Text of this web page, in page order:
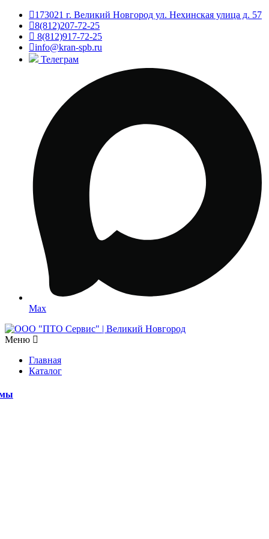
173021 г. Великий Новгород ул. Нехинская улица д. 57
8(812)207-72-25
8(812)917-72-25
info@kran-spb.ru
Телеграм
Max
Меню
Главная
Каталог